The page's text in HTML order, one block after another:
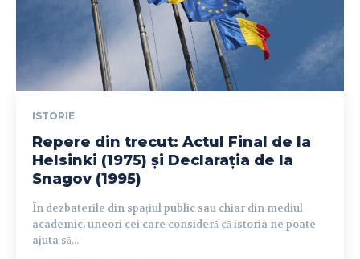
ISTORIE
Repere din trecut: Actul Final de la
Helsinki (1975) și Declarația de la
Snagov (1995)
În dezbaterile din spațiul public sau chiar din mediul
academic, uneori cei care consideră că istoria ne poate
ajuta să...